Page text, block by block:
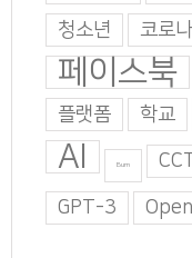
청소년
코로
페이스북
플랫폼 학교
AI Burn
GPT-3